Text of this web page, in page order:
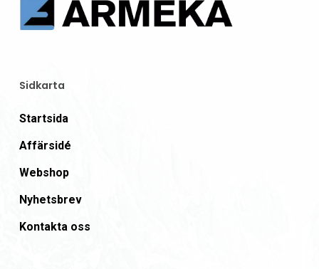
Sidkarta
Startsida
Affärsidé
Webshop
Nyhetsbrev
Kontakta oss